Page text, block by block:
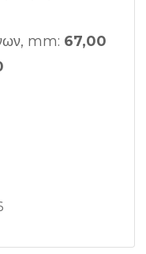
mm: 67,00